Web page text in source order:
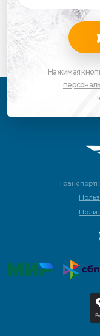
Нажимая